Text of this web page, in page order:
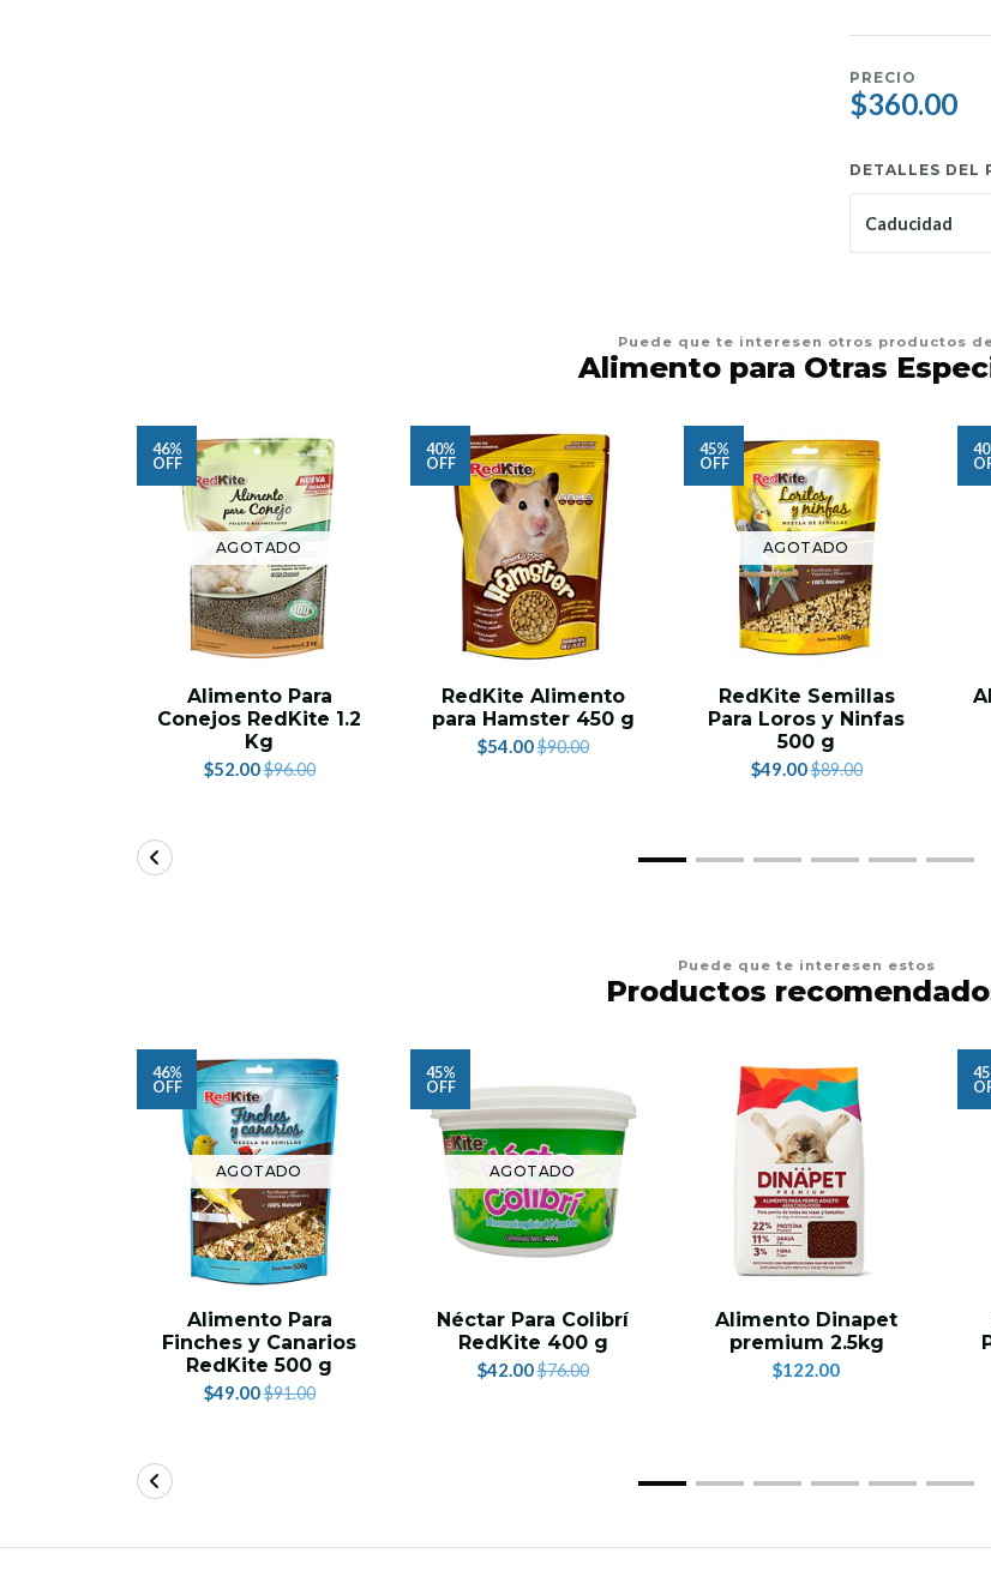
PRECIO
$360.00
DETALLES DEL
Caducidad
Puede que te interesen otros productos
Alimento para Otras
46%
OFF
AGOTADO
Alimento Para
Conejos RedKite 1.2
Kg
$52.00$96.00
40%
OFF
RedKite Alimento
para Hamster 450 g
$54.00$90.00
45%
OFF
AGOTADO
RedKite Semillas
Para Loros y Ninfas
500 g
$49.00$89.00
Puede que te interesen estos
Productos
46%
OFF
AGOTADO
Alimento Para
Finches y Canarios
RedKite 500 g
$49.00$91.00
45%
OFF
AGOTADO
Néctar Para Colibrí
RedKite 400 g
$42.00$76.00
Alimento Dinapet
premium 2.5kg
$122.00